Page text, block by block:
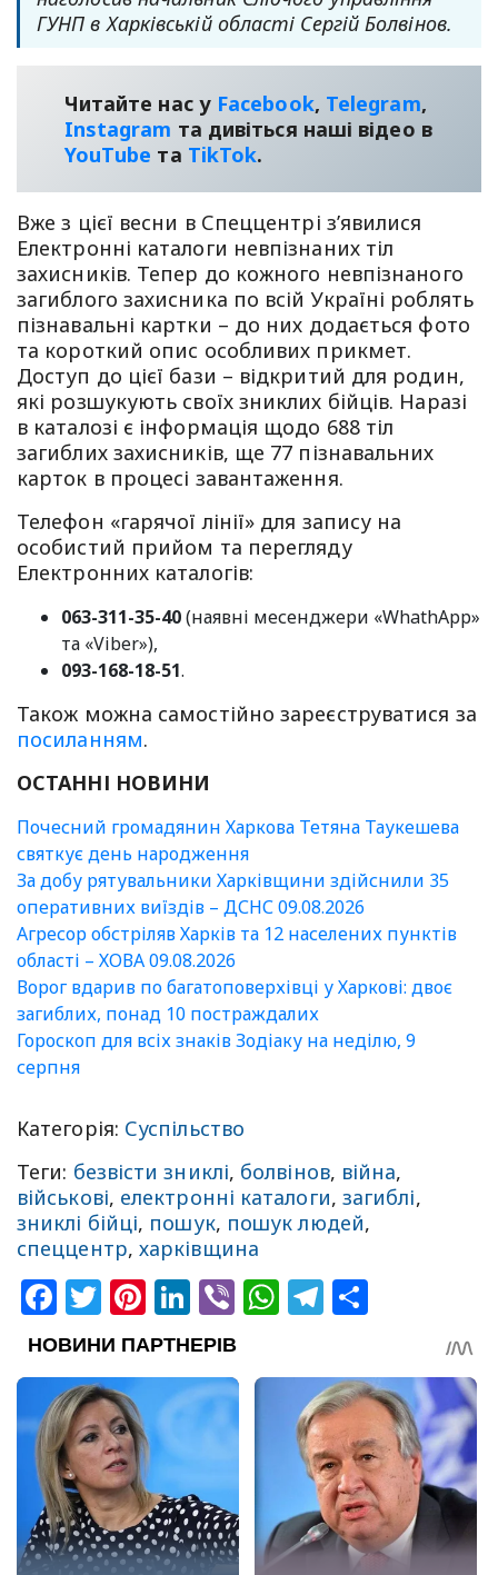
ГУНП в Харківській області Сергій Болвінов.
Читайте нас у Facebook, Telegram,
Instagram та дивіться наші відео в
YouТube та TikTok.
Вже з цієї весни в Спеццентрі з’явилися
Електронні каталоги невпізнаних тіл
захисників. Тепер до кожного невпізнаного
загиблого захисника по всій Україні роблять
пізнавальні картки – до них додається фото
та короткий опис особливих прикмет.
Доступ до цієї бази – відкритий для родин,
які розшукують своїх зниклих бійців. Наразі
в каталозі є інформація щодо 688 тіл
загиблих захисників, ще 77 пізнавальних
карток в процесі завантаження.
Телефон «гарячої лінії» для запису на
особистий прийом та перегляду
Електронних каталогів:
063-311-35-40(наявні месенджери «WhathApp»
та «Viber»),
093-168-18-51.
Також можна самостійно зареєструватися за
посиланням.
ОСТАННІ НОВИНИ
Почесний громадянин Харкова Тетяна Таукешева
святкує день народження
За добу рятувальники Харківщини здійснили 35
оперативних виїздів – ДСНС 09.08.2026
Агресор обстріляв Харків та 12 населених пунктів
області – ХОВА 09.08.2026
Ворог вдарив по багатоповерхівці у Харкові: двоє
загиблих, понад 10 постраждалих
Гороскоп для всіх знаків Зодіаку на неділю, 9
серпня
Категорія: Суспільство
Теги: безвісти зниклі, болвінов, війна,
військові, електронні каталоги, загиблі,
зниклі бійці, пошук, пошук людей,
спеццентр, харківщина
Facebook
Twitter
Pinterest
LinkedIn
ViberWhatsApp
Telegram